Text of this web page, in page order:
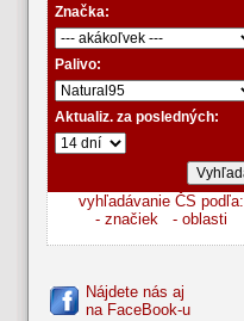
Značka:
Palivo:
Aktualiz. za posledných:
vyhľadávanie ČS podľa:
- značiek
- oblasti
Nájdete nás aj
na FaceBook-u